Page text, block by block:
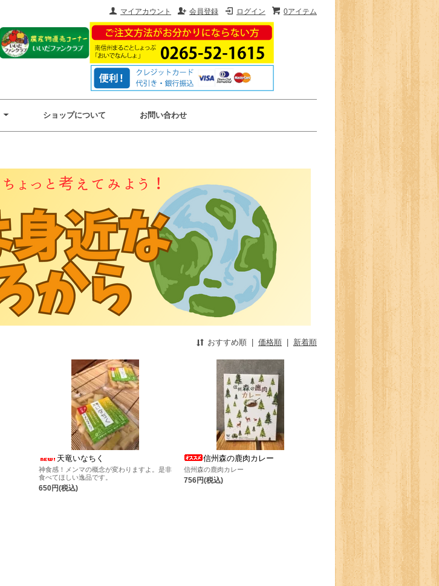
0アイテム
ログイン
会員登録
マイアカウント
ショップについて お問い合わせ
おすすめ順 | 価格順 | 新着順
天竜いなちく
神食感！メンマの概念が変わりますよ。是非
食べてほしい逸品です。
650円(税込)
信州森の鹿肉カレー
信州森の鹿肉カレー
756円(税込)